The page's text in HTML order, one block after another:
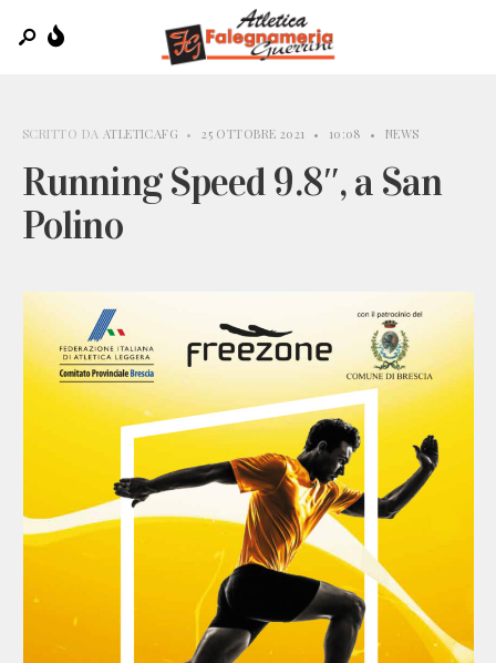
SCRITTO DA ATLETICAFG • 25 OTTOBRE 2021 • 10:08 • NEWS
Running Speed 9.8″, a San
Polino